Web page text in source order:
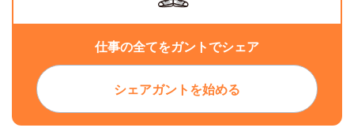
仕事の全てをガントでシェア
シェアガントを始める